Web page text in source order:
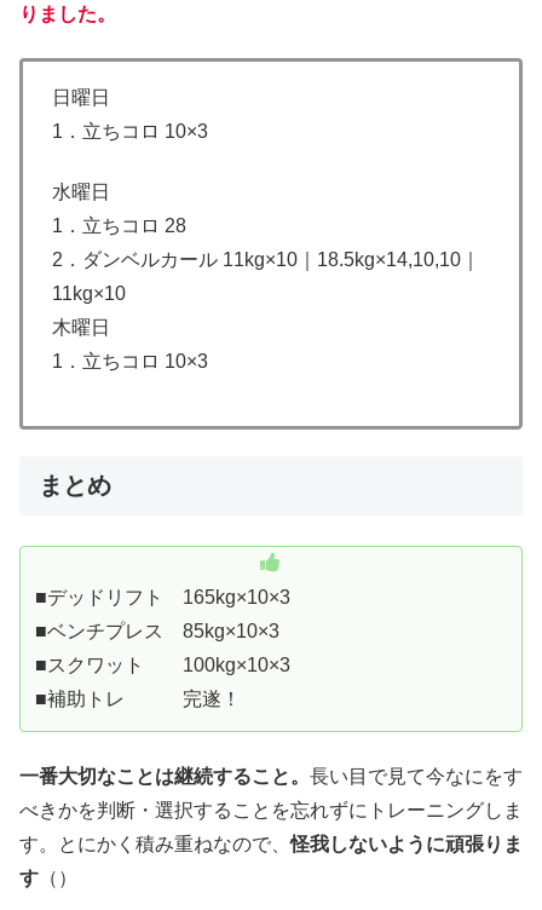
りました。
日曜日
1．立ちコロ 10×3
水曜日
1．立ちコロ 28
2．ダンベルカール 11kg×10｜18.5kg×14,10,10｜
11kg×10
木曜日
1．立ちコロ 10×3
まとめ
■デッドリフト 165kg×10×3
■ベンチプレス 85kg×10×3
■スクワット 100kg×10×3
■補助トレ 完遂！
一番大切なことは継続すること。 長い目で見て今なにをす
べきかを判断・選択することを忘れずにトレーニングしま
す。とにかく積み重ねなので、怪我しないように頑張りま
す （）